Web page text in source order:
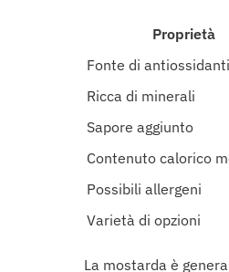
Proprietà
Fonte di antiossidanti
Ricca di minerali
Sapore aggiunto
Contenuto calorico
Possibili allergeni
Varietà di opzioni
La mostarda è